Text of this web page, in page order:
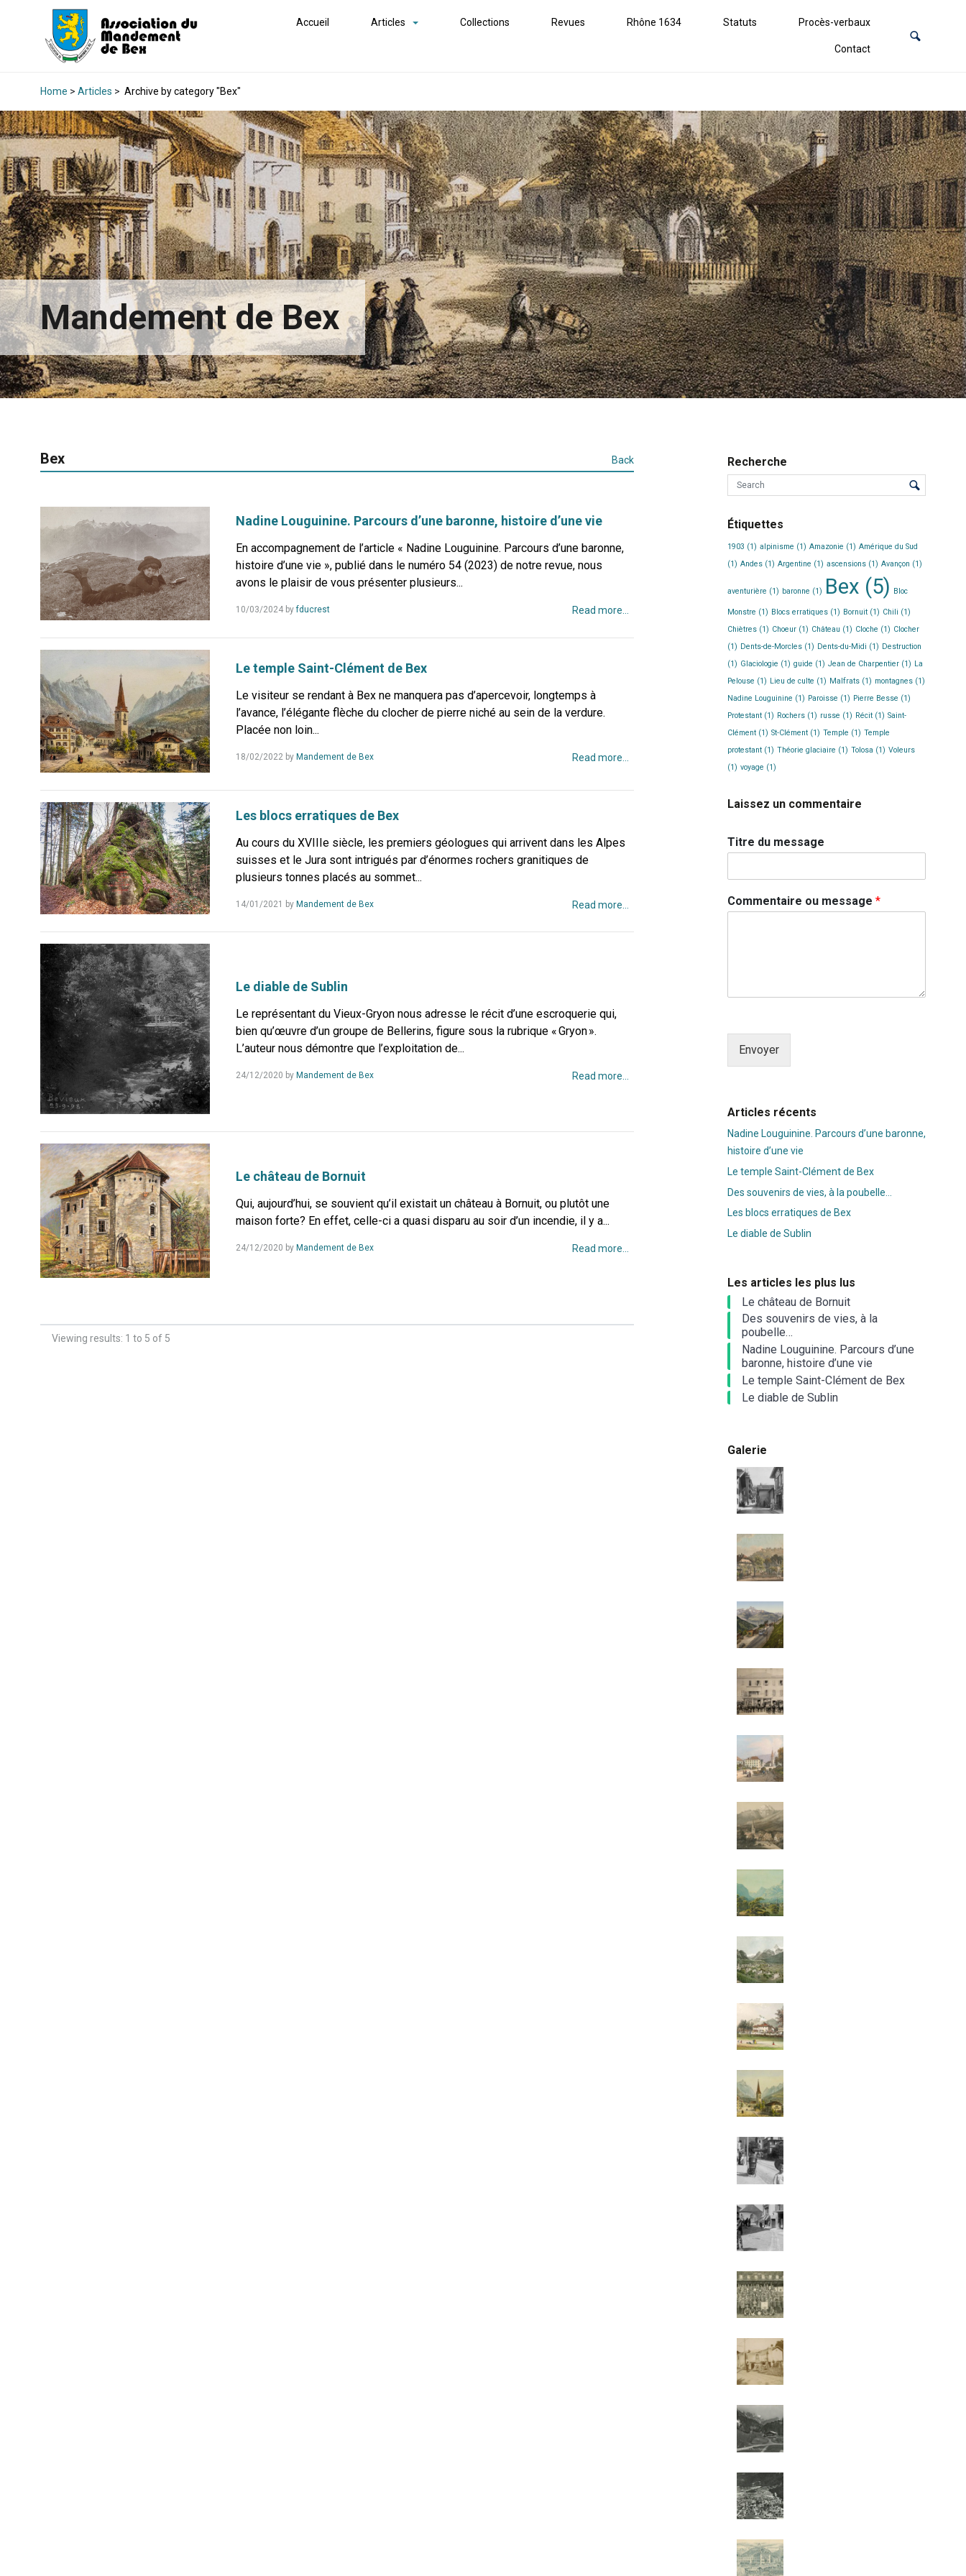
Accueil Articles Collections Revues Rhône 1634 Statuts Procès-verbaux
Contact
Home > Articles > Archive by category "Bex"
Mandement de Bex
Bex Back
Nadine Louguinine. Parcours d’une baronne, histoire d’une vie
En accompagnement de l’article « Nadine Louguinine. Parcours d’une baronne,
histoire d’une vie », publié dans le numéro 54 (2023) de notre revue, nous
avons le plaisir de vous présenter plusieurs...
10/03/2024byfducrest Read more...
Le temple Saint-Clément de Bex
Le visiteur se rendant à Bex ne manquera pas d’apercevoir, longtemps à
l’avance, l’élégante flèche du clocher de pierre niché au sein de la verdure.
Placée non loin...
18/02/2022by Mandement de Bex Read more...
Les blocs erratiques de Bex
Au cours du XVIIIe siècle, les premiers géologues qui arrivent dans les Alpes
suisses et le Jura sont intrigués par d’énormes rochers granitiques de
plusieurs tonnes placés au sommet...
14/01/2021 by Mandement de Bex Read more...
Le diable de Sublin
Le représentant du Vieux-Gryon nous adresse le récit d’une escroquerie qui,
bien qu’œuvre d’un groupe de Bellerins, figure sous la rubrique « Gryon ».
L’auteur nous démontre que l’exploitation de...
24/12/2020 by Mandement de Bex Read more...
Le château de Bornuit
Qui, aujourd’hui, se souvient qu’il existait un château à Bornuit, ou plutôt une
maison forte? En effet, celle-ci a quasi disparu au soir d’un incendie, il y a...
24/12/2020 by Mandement de Bex Read more...
Viewing results: 1 to 5 of 5
Recherche
Étiquettes
1903 (1) alpinisme (1) Amazonie (1) Amérique du Sud
(1) Andes(1) Argentine (1) ascensions(1) Avançon (1)
aventurière (1) baronne (1) Bex (5) Bloc
Monstre (1) Blocs erratiques(1) Bornuit(1) Chili (1)
Chiètres(1) Choeur(1) Château (1) Cloche (1) Clocher
(1) Dents-de-Morcles(1) Dents-du-Midi (1) Destruction
(1) Glaciologie (1) guide (1) Jean de Charpentier(1) La
Pelouse (1) Lieu de culte (1) Malfrats(1) montagnes(1)
Nadine Louguinine (1) Paroisse (1) Pierre Besse (1)
Protestant(1) Rochers(1) russe (1) Récit(1) Saint-
Clément(1) St-Clément(1) Temple (1) Temple
protestant(1) Théorie glaciaire (1) Tolosa (1) Voleurs
(1) voyage (1)
Laissez un commentaire
Titre du message
Commentaire ou message *
Envoyer
Articles récents
Nadine Louguinine. Parcours d’une baronne,
histoire d’une vie
Le temple Saint-Clément de Bex
Des souvenirs de vies, à la poubelle…
Les blocs erratiques de Bex
Le diable de Sublin
Les articles les plus lus
Le château de Bornuit
Des souvenirs de vies, à la
poubelle…
Nadine Louguinine. Parcours d’une
baronne, histoire d’une vie
Le temple Saint-Clément de Bex
Le diable de Sublin
Galerie